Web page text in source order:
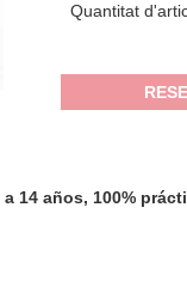
Quantitat
14 años, 100%